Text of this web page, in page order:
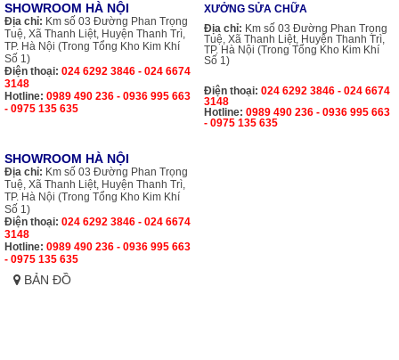
SHOWROOM HÀ NỘI
Địa chỉ: Km số 03 Đường Phan Trọng
Tuệ, Xã Thanh Liệt, Huyện Thanh Trì,
TP. Hà Nội (Trong Tổng Kho Kim Khí
Số 1)
Điện thoại: 024 6292 3846 - 024 6674
3148
Hotline: 0989 490 236 - 0936 995 663
- 0975 135 635
XƯỞNG SỬA CHỮA
Địa chỉ: Km số 03 Đường Phan Trọng
Tuệ, Xã Thanh Liệt, Huyện Thanh Trì,
TP. Hà Nội (Trong Tổng Kho Kim Khí
Số 1)
Điện thoại: 024 6292 3846 - 024 6674
3148
Hotline: 0989 490 236 - 0936 995 663
- 0975 135 635
SHOWROOM HÀ NỘI
Địa chỉ: Km số 03 Đường Phan Trọng
Tuệ, Xã Thanh Liệt, Huyện Thanh Trì,
TP. Hà Nội (Trong Tổng Kho Kim Khí
Số 1)
Điện thoại: 024 6292 3846 - 024 6674
3148
Hotline: 0989 490 236 - 0936 995 663
- 0975 135 635
BẢN ĐỒ